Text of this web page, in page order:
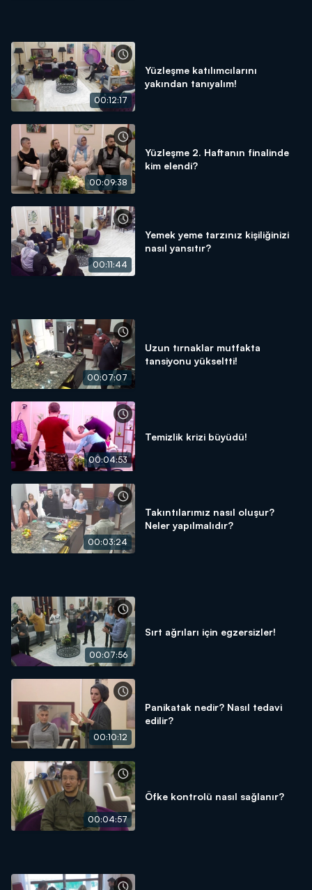
00:12:17
Yüzleşme katılımcılarını
yakından tanıyalım!
00:09:38
Yüzleşme 2. Haftanın finalinde
kim elendi?
00:11:44
Yemek yeme tarzınız kişiliğinizi
nasıl yansıtır?
00:07:07
Uzun tırnaklar mutfakta
tansiyonu yükseltti!
00:04:53
Temizlik krizi büyüdü!
00:03:24
Takıntılarımız nasıl oluşur?
Neler yapılmalıdır?
00:07:56
Sırt ağrıları için egzersizler!
00:10:12
Panikatak nedir? Nasıl tedavi
edilir?
00:04:57
Öfke kontrolü nasıl sağlanır?